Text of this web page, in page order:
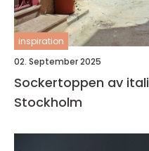
inspiration
02. September 2025
Sockertoppen av
Stockholm